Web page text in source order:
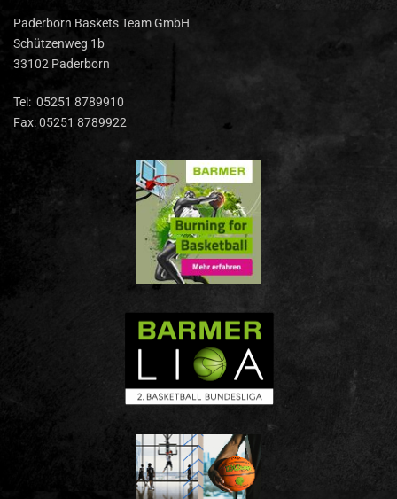
Paderborn Baskets Team GmbH
Schützenweg 1b
33102 Paderborn
Tel: 05251 8789910
Fax: 05251 8789922